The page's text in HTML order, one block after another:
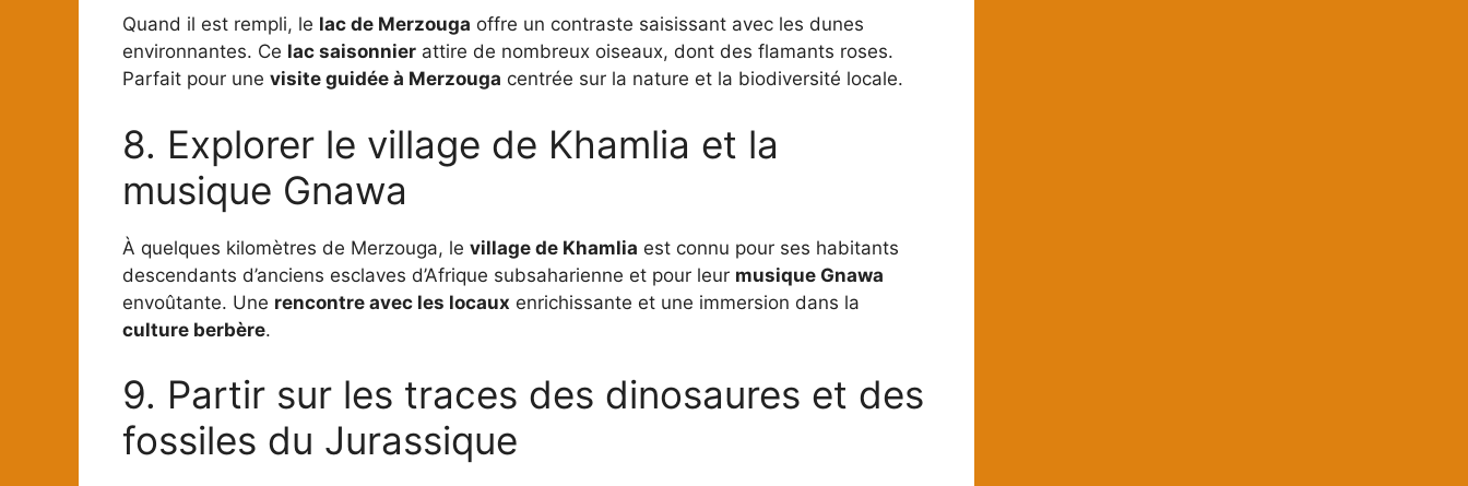
Quand il est rempli, le lac de Merzouga offre un contraste saisissant avec les dunes
environnantes. Ce lac saisonnier attire de nombreux oiseaux, dont des flamants roses.
Parfait pour une visite guidée à Merzouga centrée sur la nature et la biodiversité locale.
8. Explorer le village de Khamlia et la
musique Gnawa
À quelques kilomètres de Merzouga, le village de Khamlia est connu pour ses habitants
descendants d’anciens esclaves d’Afrique subsaharienne et pour leur musique Gnawa
envoûtante. Une rencontre avec les locaux enrichissante et une immersion dans la
culture berbère.
9. Partir sur les traces des dinosaures et des
fossiles du Jurassique